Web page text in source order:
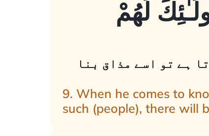
لَهُمْ
ہے تو اسے مذاق بنا
9. When he comes to
such (people), there will